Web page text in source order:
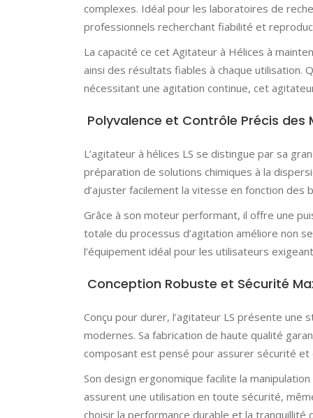
complexes. Idéal pour les laboratoires de
professionnels recherchant fiabilité et
La capacité ce cet Agitateur à Hélices à
ainsi des résultats fiables à chaque utilisation.
nécessitant une agitation continue, cet
Polyvalence et Contrôle Précis des
L’agitateur à hélices LS se distingue par sa
préparation de solutions chimiques à la
d’ajuster facilement la vitesse en fonction des
Grâce à son moteur performant, il offre une
totale du processus d’agitation améliore non
l’équipement idéal pour les utilisateurs
Conception Robuste et Sécurité
Conçu pour durer, l’agitateur LS présente
modernes. Sa fabrication de haute qualité
composant est pensé pour assurer sécurité et
Son design ergonomique facilite la
assurent une utilisation en toute sécurité,
choisir la performance durable et la tranquillité